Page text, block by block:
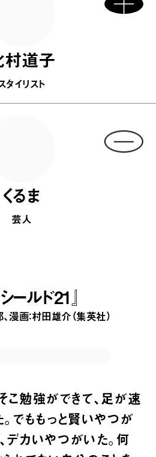
村道子
タイリスト
くるま
芸人
ールド21』
漫画：村田雄介（‎集英社）
こ勉強ができて、足が速
でももっと賢いやつが
デカいやつがいた。何